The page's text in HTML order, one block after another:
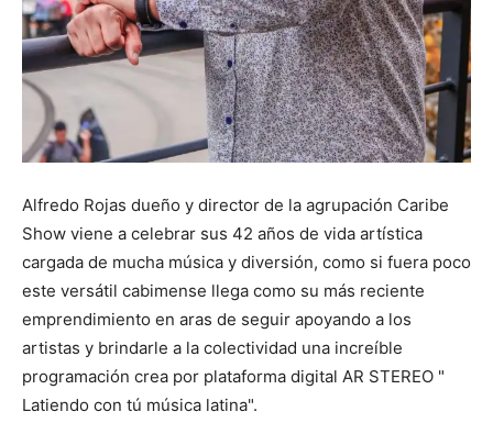
Alfredo Rojas dueño y director de la agrupación Caribe
Show viene a celebrar sus 42 años de vida artística
cargada de mucha música y diversión, como si fuera poco
este versátil cabimense llega como su más reciente
emprendimiento en aras de seguir apoyando a los
artistas y brindarle a la colectividad una increíble
programación crea por plataforma digital AR STEREO "
Latiendo con tú música latina".